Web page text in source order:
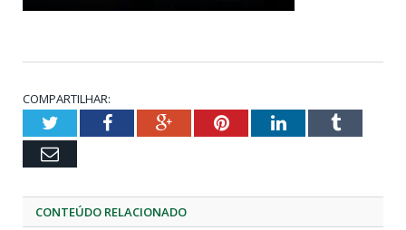
COMPARTILHAR:
TwitterFacebookGoogle+PinterestLinkedInTumblr
Email
CONTEÚDO RELACIONADO